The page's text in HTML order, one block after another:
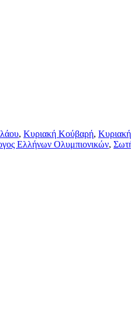
, Κυριακή Κούβαρή,
Ελλήνων Ολυμπιονικών,